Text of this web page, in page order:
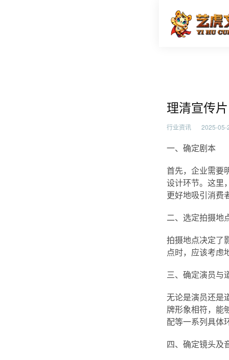
理清宣
理清宣传
行业资讯 2025-05-
一、确定剧本
首先，企业需要
设计环节。这里
更好地吸引消费
二、选定拍摄地
拍摄地点决定了
点时，应该考虑
三、确定演员与
无论是演员还是
牌形象相符，能
配等一系列具体
四、确定镜头及